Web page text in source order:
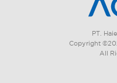
PT.
Copyright
All